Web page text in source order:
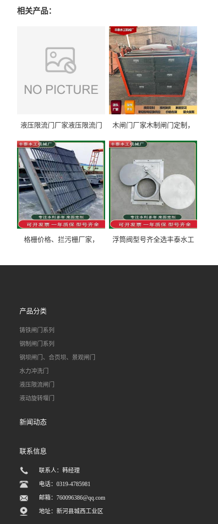
相关产品：
液压限流门厂家液压限流门
泰制造
木闸门厂家木制闸门定制，
型号齐全
格栅价格、拦污栅厂家，
浮筒阀型号齐全选丰泰水工
道水库电站污水处理钢制闸
产品分类
铸铁闸门系列
钢制闸门系列
钢坝闸门、合页坝、景观闸门
水力冲洗门
液压限流闸门
液动旋转堰门
新闻动态
联系信息
联系人：韩经理
电话：0319-4785981
邮箱：760096386@qq.com
地址：新河县城西工业区